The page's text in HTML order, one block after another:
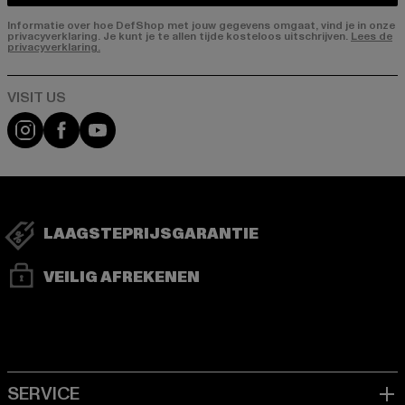
Informatie over hoe DefShop met jouw gegevens omgaat, vind je in onze
privacyverklaring. Je kunt je te allen tijde kosteloos uitschrijven. Lees de
privacyverklaring.
Visit our Instagram page:
Visit our Facebook page:
Visit our YouTube channel:
LAAGSTEPRIJSGARANTIE
VEILIG AFREKENEN